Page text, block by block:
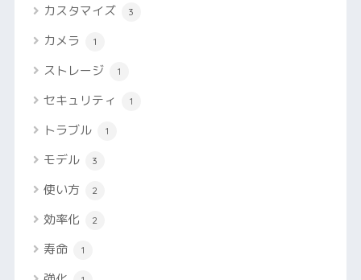
カスタマイズ 3
カメラ 1
ストレージ 1
セキュリティ 1
トラブル 1
モデル 3
使い方 2
効率化 2
寿命 1